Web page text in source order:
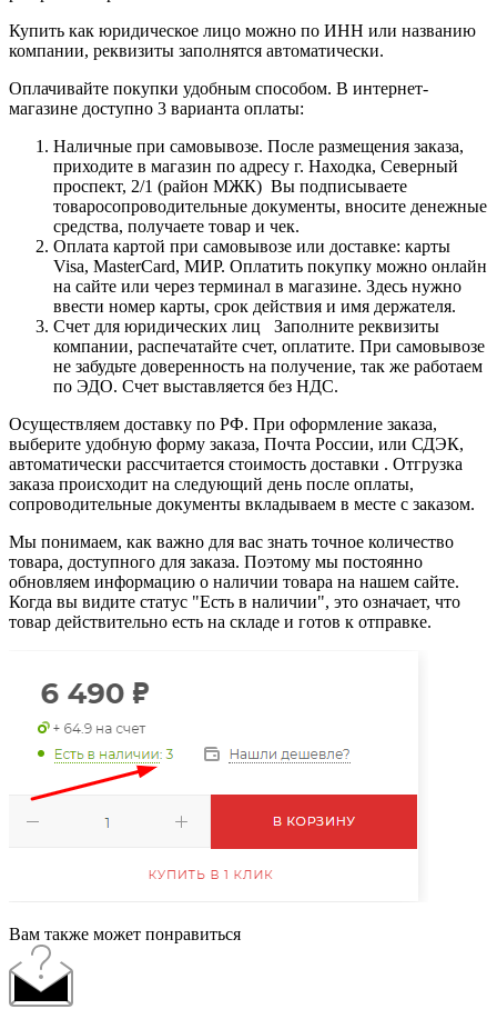
Купить как юридическое лицо можно по ИНН или названию
компании, реквизиты заполнятся автоматически.
Оплачивайте покупки удобным способом. В интернет-
магазине доступно 3 варианта оплаты:
Наличные при самовывозе. После размещения заказа,
приходите в магазин по адресу г. Находка, Северный
проспект, 2/1 (район МЖК) Вы подписываете
товаросопроводительные документы, вносите денежные
средства, получаете товар и чек.
Оплата картой при самовывозе или доставке: карты
Visa, MasterCard, МИР. Оплатить покупку можно онлайн
на сайте или через терминал в магазине. Здесь нужно
ввести номер карты, срок действия и имя держателя.
Счет для юридических лиц Заполните реквизиты
компании, распечатайте счет, оплатите. При самовывозе
не забудьте доверенность на получение, так же работаем
по ЭДО. Счет выставляется без НДС.
Осуществляем доставку по РФ. При оформление заказа,
выберите удобную форму заказа, Почта России, или СДЭК,
автоматически рассчитается стоимость доставки . Отгрузка
заказа происходит на следующий день после оплаты,
сопроводительные документы вкладываем в месте с заказом.
Мы понимаем, как важно для вас знать точное количество
товара, доступного для заказа. Поэтому мы постоянно
обновляем информацию о наличии товара на нашем сайте.
Когда вы видите статус "Есть в наличии", это означает, что
товар действительно есть на складе и готов к отправке.
Вам также может понравиться